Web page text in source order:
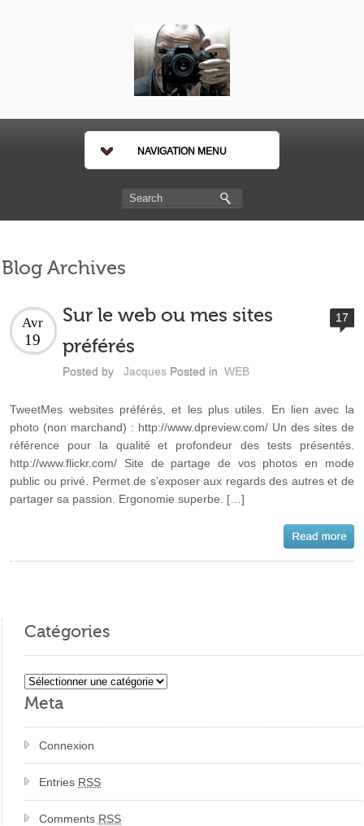
NAVIGATION MENU
Blog Archives
Sur le web ou mes sites
préférés
Avr
19
Posted by Jacques Posted in WEB
17
TweetMes websites préférés, et les plus utiles. En lien avec la
photo (non marchand) : http://www.dpreview.com/ Un des sites de
référence pour la qualité et profondeur des tests présentés.
http://www.flickr.com/ Site de partage de vos photos en mode
public ou privé. Permet de s’exposer aux regards des autres et de
partager sa passion. Ergonomie superbe. […]
Catégories
Catégories
Meta
Connexion
Entries RSS
Comments RSS